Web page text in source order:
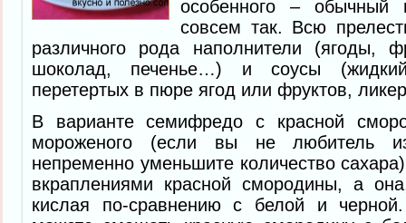
особенного –
совсем так. Всю
различного рода наполнители (ягоды,
шоколад, печенье…) и соусы
перетертых в пюре ягод или фруктов,
В варианте семифредо с красной
мороженого (если вы не любитель
непременно уменьшите количество
вкраплениями красной смородины, а
кислая по-сравнению с белой и